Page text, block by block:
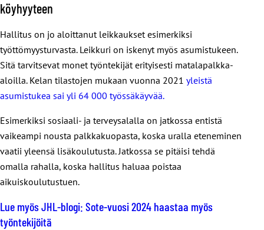
köyhyyteen
Hallitus on jo aloittanut leikkaukset esimerkiksi
työttömyysturvasta. Leikkuri on iskenyt myös asumistukeen.
Sitä tarvitsevat monet työntekijät erityisesti matalapalkka-
aloilla. Kelan tilastojen mukaan vuonna 2021 yleistä
asumistukea sai yli 64 000 työssäkäyvää.
Esimerkiksi sosiaali- ja terveysalalla on jatkossa entistä
vaikeampi nousta palkkakuopasta, koska uralla eteneminen
vaatii yleensä lisäkoulutusta. Jatkossa se pitäisi tehdä
omalla rahalla, koska hallitus haluaa poistaa
aikuiskoulutustuen.
Lue myös JHL-blogi: Sote-vuosi 2024 haastaa myös
työntekijöitä